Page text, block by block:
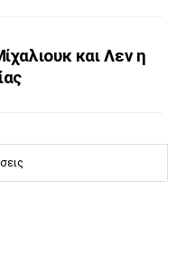
και Λεν η
ο Παυλίδης (vid)
ο Κίναν Έβανς